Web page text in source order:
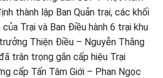
thành lập Ban Quản trại, các khối
Trại và Ban Điều hành 6 trại khu
Thiện Điều – Nguyễn Thắng
trân trọng gắn cấp hiệu Trại
cấp Tấn Tâm Giới – Phan Ngọc